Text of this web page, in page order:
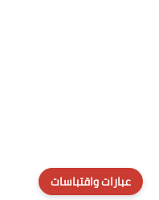
عبارات واقتباسات